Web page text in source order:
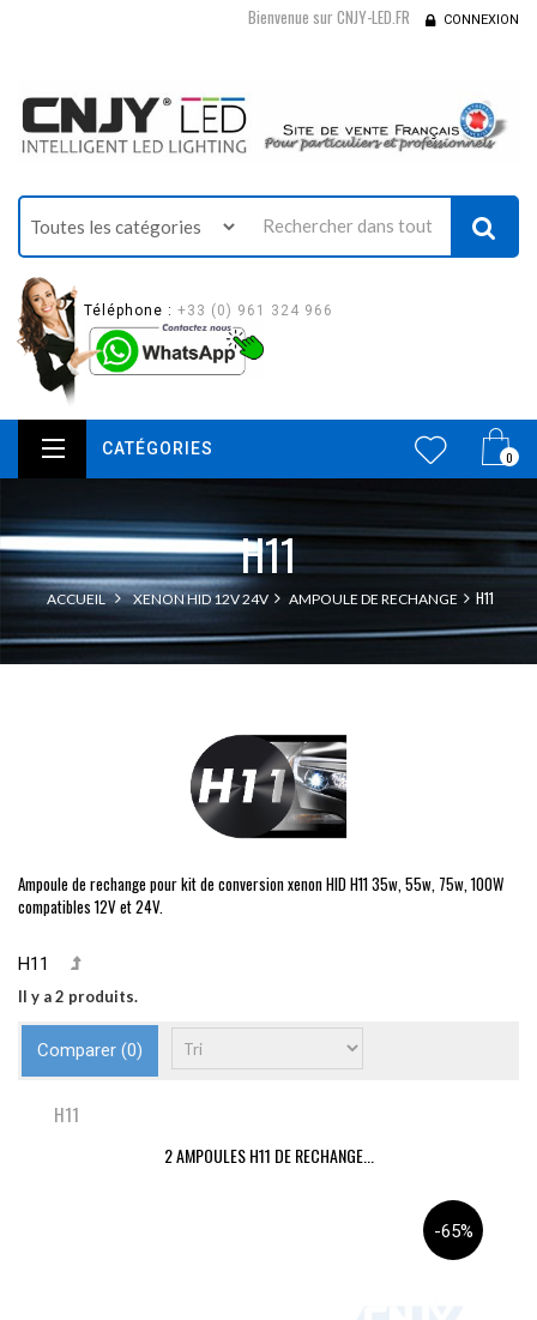
Bienvenue sur CNJY-LED.FR CONNEXION
Téléphone : +33 (0) 961 324 966
0
CATÉGORIES
H11
ACCUEIL XENON HID 12V 24V AMPOULE DE RECHANGE H11
Ampoule de rechange pour kit de conversion xenon HID H11 35w, 55w, 75w, 100W
compatibles 12V et 24V.
H11
Il y a 2 produits.
Comparer (0)
H11
2 AMPOULES H11 DE RECHANGE...
-65%